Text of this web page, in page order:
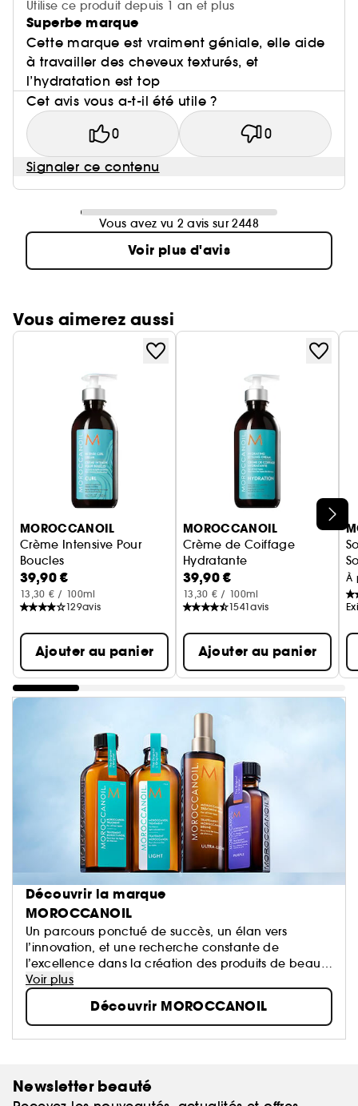
Utilise ce produit depuis 1 an et plus
Superbe marque
Cette marque est vraiment géniale, elle aide
à travailler des cheveux texturés, et
l’hydratation est top
Cet avis vous a-t-il été utile ?
0 0
Signaler ce contenu
Vous avez vu 2 avis sur 2448
Voir plus d'avis
Vous aimerez aussi
Ignorer le carrousel produits
MOROCCANOIL
Crème Intensive Pour
Boucles
39,90 €
13,30 € / 100ml
129avis
Ajouter au panier
MOROCCANOIL
Crème de Coiffage
Hydratante
39,90 €
13,30 € / 100ml
1541avis
Ajouter au panier
À
Découvrir la marque
MOROCCANOIL
Un parcours ponctué de succès, un élan vers
l’innovation, et une recherche constante de
l’excellence dans la création des produits de beauté
infusés d’huile ont façonné une marque désormais
érigée au rang d’icône : Moroccanoil.
Voir plus
Découvrir MOROCCANOIL
Newsletter beauté